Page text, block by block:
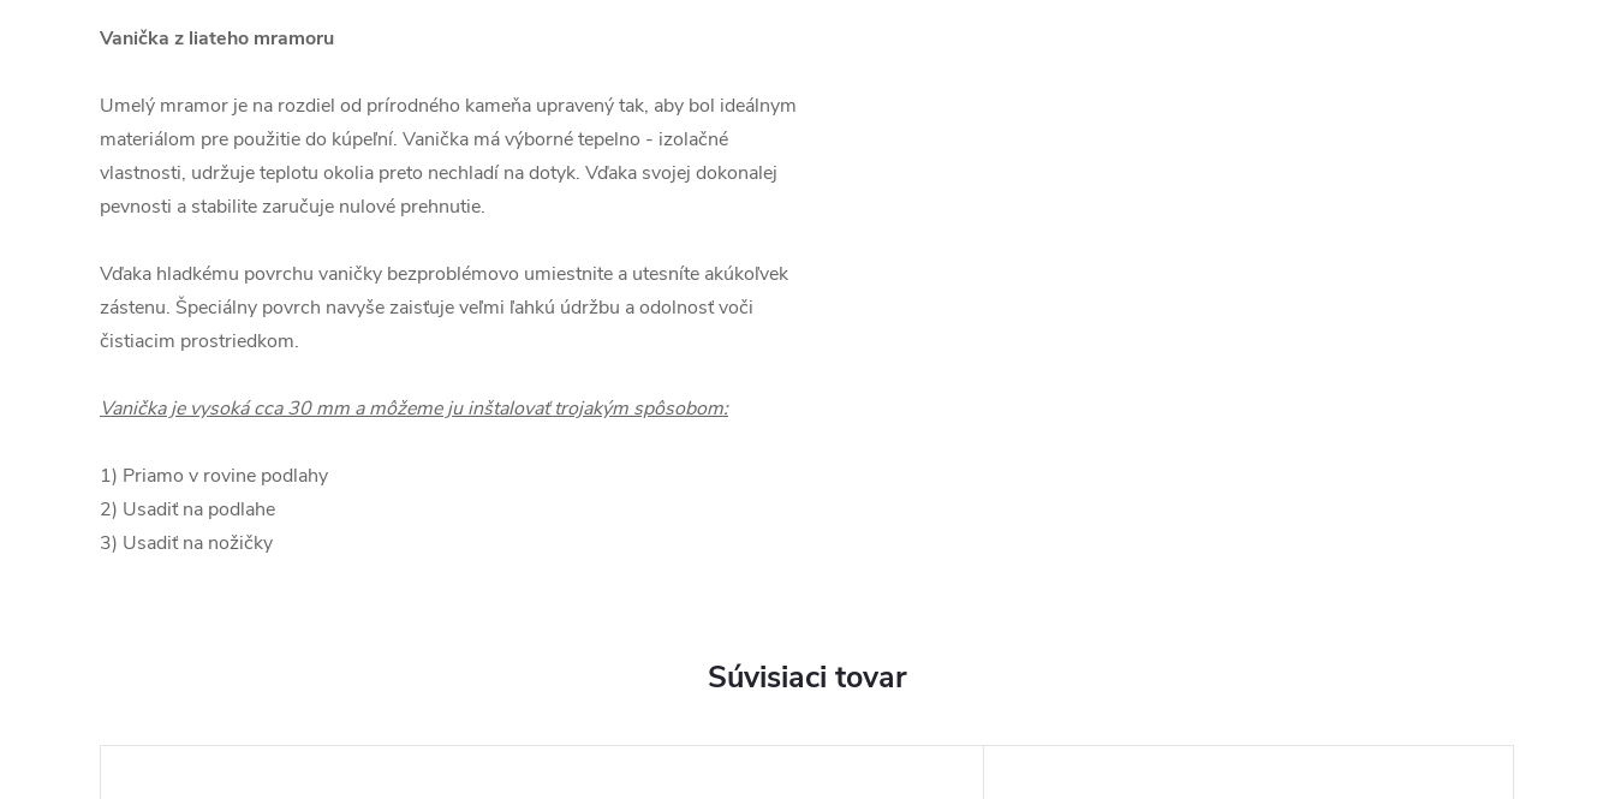
Vanička z liateho mramoru
Umelý mramor je na rozdiel od prírodného kameňa upravený tak, aby bol ideálnym
materiálom pre použitie do kúpeľní. Vanička má výborné tepelno - izolačné
vlastnosti, udržuje teplotu okolia preto nechladí na dotyk. Vďaka svojej dokonalej
pevnosti a stabilite zaručuje nulové prehnutie.
Vďaka hladkému povrchu vaničky bezproblémovo umiestnite a utesníte akúkoľvek
zástenu. Špeciálny povrch navyše zaisťuje veľmi ľahkú údržbu a odolnosť voči
čistiacim prostriedkom.
Vanička je vysoká cca 30 mm a môžeme ju inštalovať trojakým spôsobom:
1) Priamo v rovine podlahy
2) Usadiť na podlahe
3) Usadiť na nožičky
Súvisiaci tovar